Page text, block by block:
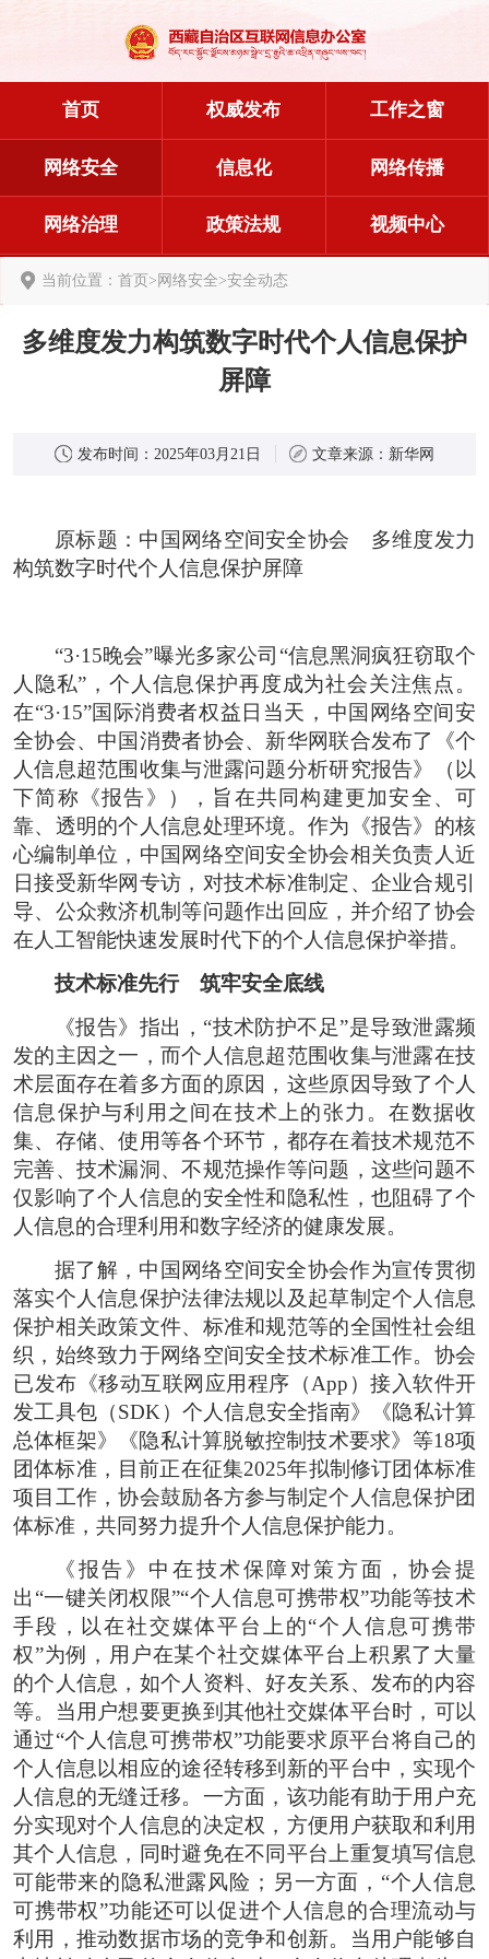
首页 权威发布 工作之窗
网络安全 信息化 网络传播
网络治理 政策法规 视频中心
当前位置： 首页>网络安全>安全动态
多维度发力构筑数字时代个人信息保护
屏障
发布时间： 2025年03月21日 文章来源： 新华网
原标题：中国网络空间安全协会 多维度发力
构筑数字时代个人信息保护屏障
“3·15晚会”曝光多家公司“信息黑洞疯狂窃取个
人隐私”，个人信息保护再度成为社会关注焦点。
在“3·15”国际消费者权益日当天，中国网络空间安
全协会、中国消费者协会、新华网联合发布了《个
人信息超范围收集与泄露问题分析研究报告》（以
下简称《报告》），旨在共同构建更加安全、可
靠、透明的个人信息处理环境。作为《报告》的核
心编制单位，中国网络空间安全协会相关负责人近
日接受新华网专访，对技术标准制定、企业合规引
导、公众救济机制等问题作出回应，并介绍了协会
在人工智能快速发展时代下的个人信息保护举措。
技术标准先行 筑牢安全底线
《报告》指出，“技术防护不足”是导致泄露频
发的主因之一，而个人信息超范围收集与泄露在技
术层面存在着多方面的原因，这些原因导致了个人
信息保护与利用之间在技术上的张力。在数据收
集、存储、使用等各个环节，都存在着技术规范不
完善、技术漏洞、不规范操作等问题，这些问题不
仅影响了个人信息的安全性和隐私性，也阻碍了个
人信息的合理利用和数字经济的健康发展。
据了解，中国网络空间安全协会作为宣传贯彻
落实个人信息保护法律法规以及起草制定个人信息
保护相关政策文件、标准和规范等的全国性社会组
织，始终致力于网络空间安全技术标准工作。协会
已发布《移动互联网应用程序（App）接入软件开
发工具包（SDK）个人信息安全指南》《隐私计算
总体框架》《隐私计算脱敏控制技术要求》等18项
团体标准，目前正在征集2025年拟制修订团体标准
项目工作，协会鼓励各方参与制定个人信息保护团
体标准，共同努力提升个人信息保护能力。
《报告》中在技术保障对策方面，协会提
出“一键关闭权限”“个人信息可携带权”功能等技术
手段，以在社交媒体平台上的“个人信息可携带
权”为例，用户在某个社交媒体平台上积累了大量
的个人信息，如个人资料、好友关系、发布的内容
等。当用户想要更换到其他社交媒体平台时，可以
通过“个人信息可携带权”功能要求原平台将自己的
个人信息以相应的途径转移到新的平台中，实现个
人信息的无缝迁移。一方面，该功能有助于用户充
分实现对个人信息的决定权，方便用户获取和利用
其个人信息，同时避免在不同平台上重复填写信息
可能带来的隐私泄露风险；另一方面，“个人信息
可携带权”功能还可以促进个人信息的合理流动与
利用，推动数据市场的竞争和创新。当用户能够自